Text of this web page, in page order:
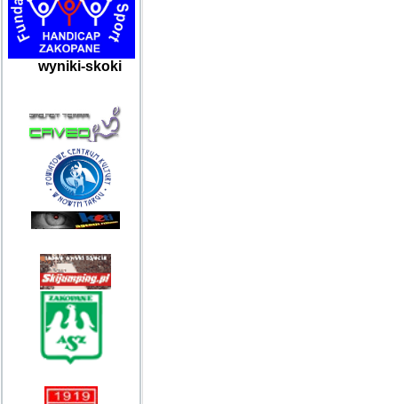
wyniki-skoki